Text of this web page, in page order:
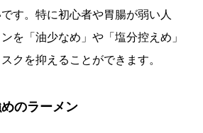
す。特に初心者や胃腸が弱い人
を「油少なめ」や「塩分控えめ」
クを抑えることができます。
のラーメン